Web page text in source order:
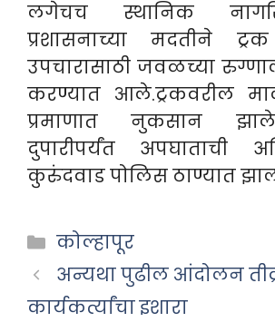
लगेचच स्थानिक
प्रशासनाच्या मदतीने
उपचारासाठी जवळच्या
करण्यात आले.ट्रकवरील
प्रमाणात नुकसान
दुपारीपर्यंत अपघाताची
कुरुंदवाड पोलिस ठाण्यात
Categories
कोल्हापूर
अन्यथा पुढील आंदोलन
कार्यकर्त्यांचा इशारा